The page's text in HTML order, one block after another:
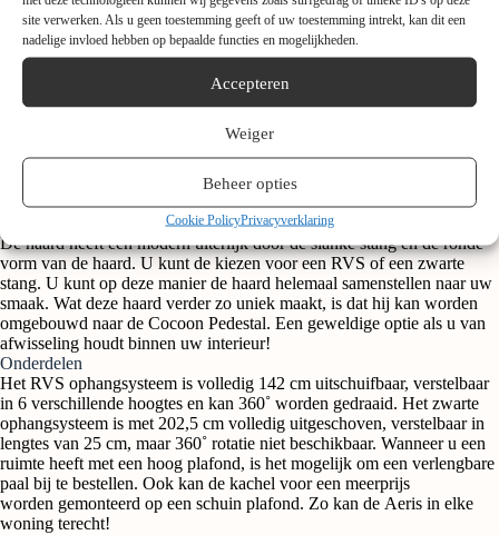
site verwerken. Als u geen toestemming geeft of uw toestemming intrekt, kan dit een
nadelige invloed hebben op bepaalde functies en mogelijkheden.
Accepteren
Weiger
Beheer opties
Cookie PolicyPrivacyverklaring
Cocoon Fires Aeris (Zwart)
Bio-ethanol
haarddie brandt op Bio-ethanol.
ethanolis een geurloze brandstof. Het voordeel van deze brandstof is
is. Hierdoor is de haard eenvoudig te installeren in uw woning.
De Aeris beschikt over een opslag van 1,5 liter en verbruikt 0,3 liter
bio-ethanol per uur waardoor u tot 5 uur lang van een brandend vuur
kunt genieten.
De haard heeft een modern uiterlijk door de slanke stang en de ronde
vorm van de haard. U kunt de kiezen voor een RVS of een zwarte
stang. U kunt op deze manier de haard helemaal samenstellen naar uw
smaak. Wat deze haard verder zo uniek maakt, is dat hij kan worden
omgebouwd naar de Cocoon Pedestal. Een geweldige optie als u van
afwisseling houdt binnen uw interieur!
Onderdelen
Het RVS ophangsysteem is volledig 142 cm uitschuifbaar, verstelbaar
in 6 verschillende hoogtes en kan 360˚ worden gedraaid. Het zwarte
ophangsysteem is met 202,5 cm volledig uitgeschoven, verstelbaar in
lengtes van 25 cm, maar 360˚ rotatie niet beschikbaar. Wanneer u een
ruimte heeft met een hoog plafond, is het mogelijk om een verlengbare
paal bij te bestellen. Ook kan de kachel voor een meerprijs
worden gemonteerd op een schuin plafond. Zo kan de Aeris in elke
woning terecht!